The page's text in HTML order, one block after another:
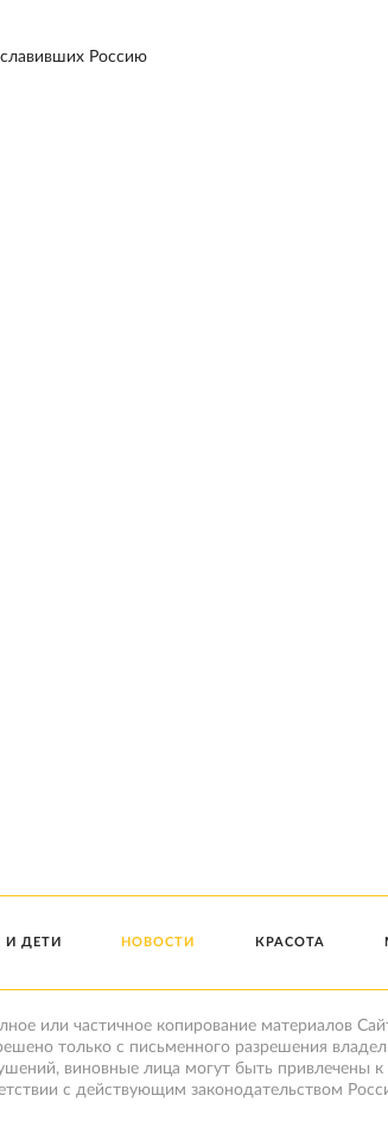
Россию
И ДЕТИ НОВОСТИ КРАСОТА
или частичное копирование материалов
только с письменного разрешения
виновные лица могут быть привлечены к
с действующим законодательством